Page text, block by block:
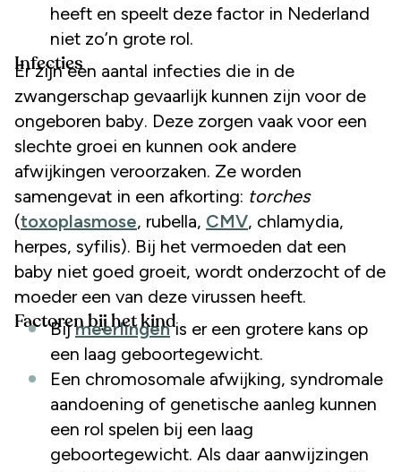
heeft en speelt deze factor in Nederland
niet zo’n grote rol.
Infecties
Er zijn een aantal infecties die in de
zwangerschap gevaarlijk kunnen zijn voor de
ongeboren baby. Deze zorgen vaak voor een
slechte groei en kunnen ook andere
afwijkingen veroorzaken. Ze worden
samengevat in een afkorting: torches
(toxoplasmose, rubella, CMV, chlamydia,
herpes, syfilis). Bij het vermoeden dat een
baby niet goed groeit, wordt onderzocht of de
moeder een van deze virussen heeft.
Factoren bij het kind
Bijmeerlingenis er een grotere kans op
een laag geboortegewicht.
Een chromosomale afwijking, syndromale
aandoening of genetische aanleg kunnen
een rol spelen bij een laag
geboortegewicht. Als daar aanwijzingen